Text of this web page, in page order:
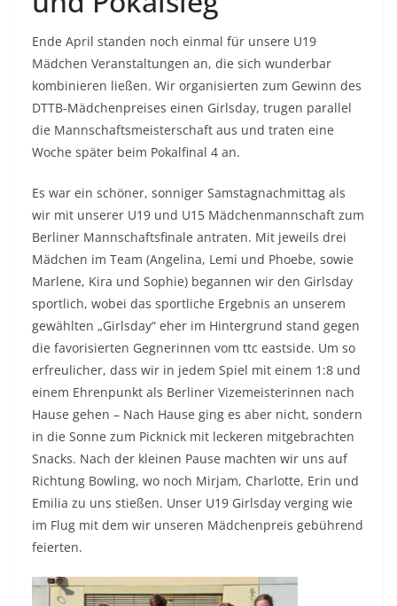
Ende April standen noch einmal für unsere U19
Mädchen Veranstaltungen an, die sich wunderbar
kombinieren ließen. Wir organisierten zum Gewinn des
DTTB-Mädchenpreises einen Girlsday, trugen parallel
die Mannschaftsmeisterschaft aus und traten eine
Woche später beim Pokalfinal 4 an.
Es war ein schöner, sonniger Samstagnachmittag als
wir mit unserer U19 und U15 Mädchenmannschaft zum
Berliner Mannschaftsfinale antraten. Mit jeweils drei
Mädchen im Team (Angelina, Lemi und Phoebe, sowie
Marlene, Kira und Sophie) begannen wir den Girlsday
sportlich, wobei das sportliche Ergebnis an unserem
gewählten „Girlsday“ eher im Hintergrund stand gegen
die favorisierten Gegnerinnen vom ttc eastside. Um so
erfreulicher, dass wir in jedem Spiel mit einem 1:8 und
einem Ehrenpunkt als Berliner Vizemeisterinnen nach
Hause gehen – Nach Hause ging es aber nicht, sondern
in die Sonne zum Picknick mit leckeren mitgebrachten
Snacks. Nach der kleinen Pause machten wir uns auf
Richtung Bowling, wo noch Mirjam, Charlotte, Erin und
Emilia zu uns stießen. Unser U19 Girlsday verging wie
im Flug mit dem wir unseren Mädchenpreis gebührend
feierten.